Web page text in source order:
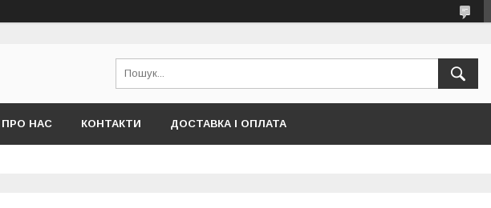
ПРО НАС КОНТАКТИ ДОСТАВКА І ОПЛАТА